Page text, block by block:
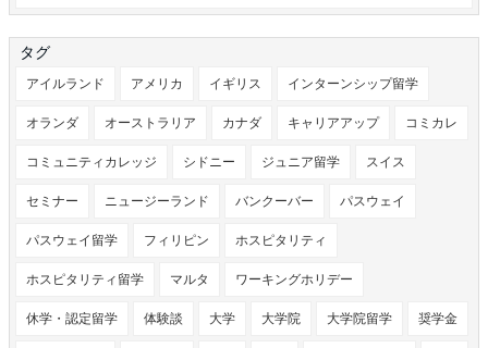
タグ
アイルランド アメリカ イギリス インターンシップ留学
オランダ オーストラリア カナダ キャリアアップ コミカレ
コミュニティカレッジ シドニー ジュニア留学 スイス
セミナー ニュージーランド バンクーバー パスウェイ
パスウェイ留学 フィリピン ホスピタリティ
ホスピタリティ留学 マルタ ワーキングホリデー
休学・認定留学 体験談 大学 大学院 大学院留学 奨学金